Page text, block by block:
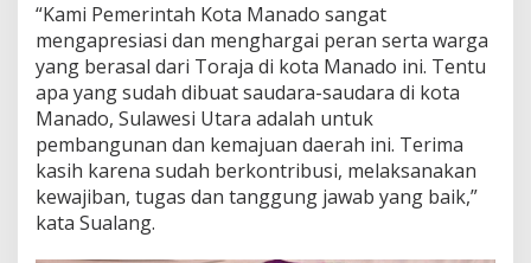
a
m
M
m
b
a
n
g
u
“Kami Pemerintah Kota Manado sangat
mengapresiasi dan menghargai peran serta warga
yang berasal dari Toraja di kota Manado ini. Tentu
apa yang sudah dibuat saudara-saudara di kota
Manado, Sulawesi Utara adalah untuk
pembangunan dan kemajuan daerah ini. Terima
kasih karena sudah berkontribusi, melaksanakan
kewajiban, tugas dan tanggung jawab yang baik,”
kata Sualang.